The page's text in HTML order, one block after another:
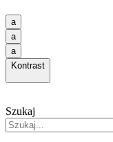
a
a
a
Kontrast
Szukaj